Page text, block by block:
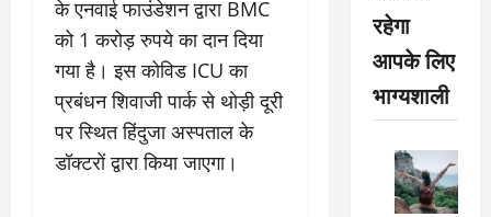
के एनवाई फाउंडेशन द्वारा BMC
को 1 करोड़ रुपये का दान दिया
गया है। इस कोविड ICU का
प्रबंधन शिवाजी पार्क से थोड़ी दूरी
पर स्थित हिंदुजा अस्पताल के
डॉक्टरों द्वारा किया जाएगा।
रहेगा
आपके लिए
भाग्यशाली